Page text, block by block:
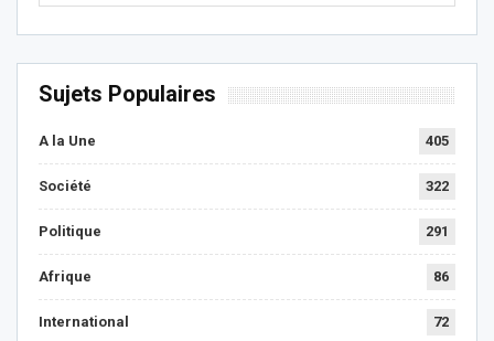
Sujets Populaires
A la Une 405
Société 322
Politique 291
Afrique 86
International 72